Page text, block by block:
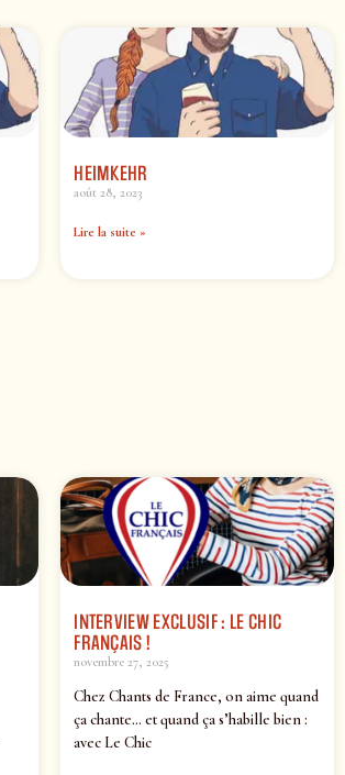
HEIMKEHR
août 28, 2023
Lire la suite »
INTERVIEW EXCLUSIF : LE CHIC
FRANÇAIS !
novembre 27, 2025
Chez Chants de France, on aime quand
ça chante… et quand ça s’habille bien :
avec Le Chic